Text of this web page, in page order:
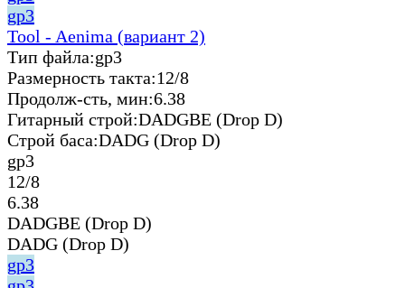
gp3
Tool - Aenima (вариант 2)
Тип файла:gp3
Размерность такта:12/8
Продолж-сть, мин:6.38
Гитарный строй:DADGBE (Drop D)
Строй баса:DADG (Drop D)
gp3
12/8
6.38
DADGBE (Drop D)
DADG (Drop D)
gp3